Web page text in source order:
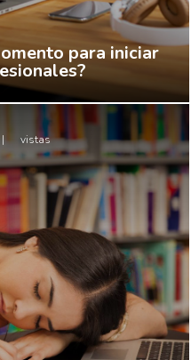
para iniciar
| vistas